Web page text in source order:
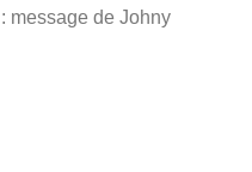
message de Johny